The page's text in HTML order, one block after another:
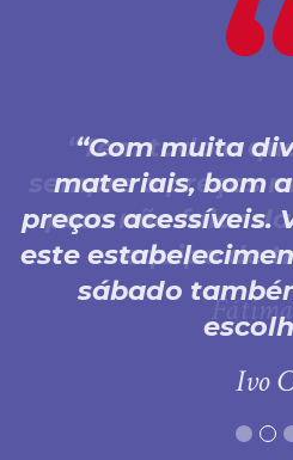
Com muita
materiais, bom
preços acessíveis.
este
sábado
Ivo